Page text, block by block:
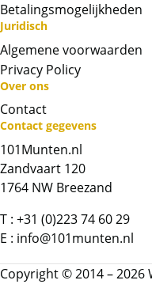
Chat met ons
Bel ons
Betalingsmogelijkheden
Juridisch
Algemene voorwaarden
Privacy Policy
Over ons
Contact
Contact gegevens
101Munten.nl
Zandvaart 120
1764 NW Breezand
T : +31 (0)223 74 60 29
E : info@101munten.nl
Copyright © 2014 – 2026